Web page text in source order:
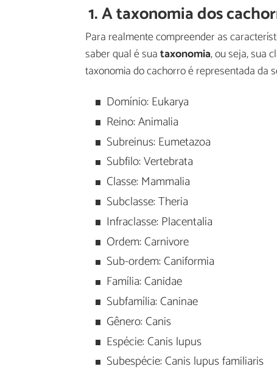
1. A taxonomia dos
Para realmente compreender as
saber qual é suataxonomia, ou seja, sua
taxonomia do cachorro é representada da
Domínio: Eukarya
Reino: Animalia
Subreinus: Eumetazoa
Subfilo: Vertebrata
Classe: Mammalia
Subclasse: Theria
Infraclasse: Placentalia
Ordem: Carnivore
Sub-ordem: Caniformia
Família: Canidae
Subfamília: Caninae
Gênero: Canis
Espécie: Canis lupus
Subespécie: Canis lupus familiaris